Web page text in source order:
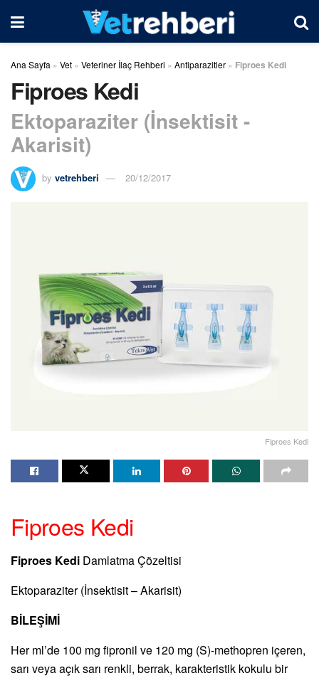
Ana Sayfa » Vet » Veteriner İlaç Rehberi » Antiparazitler » Fiproes Kedi
Fiproes Kedi
Ektoparaziter (İnsektisit -
Akarisit)
by vetrehberi 20/12/2017
Fiproes Kedi
Fiproes Kedi
Fiproes Kedi Damlatma Çözeltisi
Ektoparaziter (İnsektisit – Akarisit)
BİLEŞİMİ
Her ml’de 100 mg fipronil ve 120 mg (S)-methopren içeren,
sarı veya açık sarı renkli, berrak, karakteristik kokulu bir